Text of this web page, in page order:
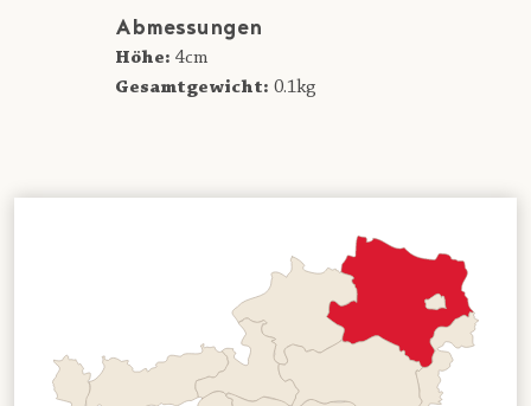
Abmessungen
Höhe: 4cm
Gesamtgewicht: 0.1kg